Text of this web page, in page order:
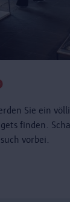
Sie ein
finden.
vorbei.